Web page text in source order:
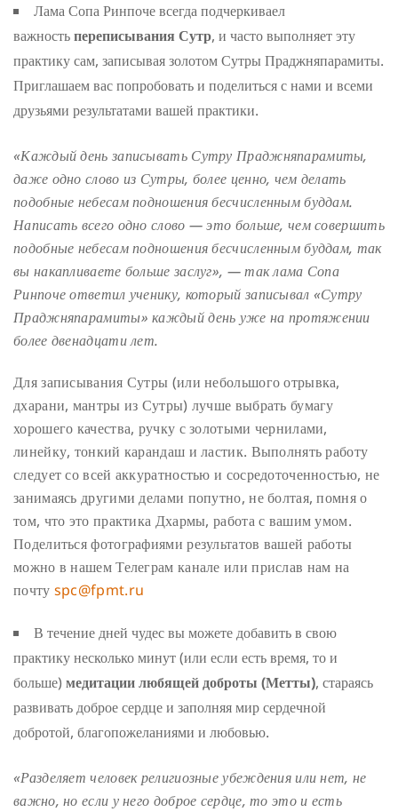
Лама Сопа Ринпоче всегда подчеркиваел
важностьпереписывания Сутр, и часто выполняет эту
практику сам, записывая золотом Сутры Праджняпарамиты.
Приглашаем вас попробовать и поделиться с нами и всеми
друзьями результатами вашей практики.
«Каждый день записывать Сутру Праджняпарамиты,
даже одно слово из Сутры, более ценно, чем делать
подобные небесам подношения бесчисленным буддам.
Написать всего одно слово — это больше, чем совершить
подобные небесам подношения бесчисленным буддам, так
вы накапливаете больше заслуг», — так лама Сопа
Ринпоче ответил ученику, который записывал «Сутру
Праджняпарамиты» каждый день уже на протяжении
более двенадцати лет.
Для записывания Сутры (или небольшого отрывка,
дхарани, мантры из Сутры) лучше выбрать бумагу
хорошего качества, ручку с золотыми чернилами,
линейку, тонкий карандаш и ластик. Выполнять работу
следует со всей аккуратностью и сосредоточенностью, не
занимаясь другими делами попутно, не болтая, помня о
том, что это практика Дхармы, работа с вашим умом.
Поделиться фотографиями результатов вашей работы
можно в нашем Телеграм канале или прислав нам на
почту spc@fpmt.ru
В течение дней чудес вы можете добавить в свою
практику несколько минут (или если есть время, то и
больше) медитации любящей доброты (Метты), стараясь
развивать доброе сердце и заполняя мир сердечной
добротой, благопожеланиями и любовью.
«Разделяет человек религиозные убеждения или нет, не
важно, но если у него доброе сердце, то это и есть